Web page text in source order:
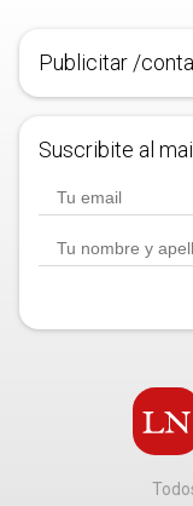
Publicitar /
Suscribite al